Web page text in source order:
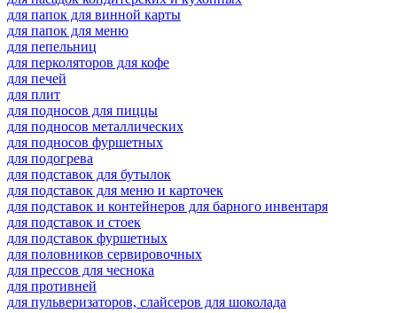
для папок для винной карты
для папок для меню
для пепельниц
для перколяторов для кофе
для печей
для плит
для подносов для пиццы
для подносов металлических
для подносов фуршетных
для подогрева
для подставок для бутылок
для подставок для меню и карточек
для подставок и контейнеров для барного инвентаря
для подставок и стоек
для подставок фуршетных
для половников сервировочных
для прессов для чеснока
для противней
для пульверизаторов, слайсеров для шоколада